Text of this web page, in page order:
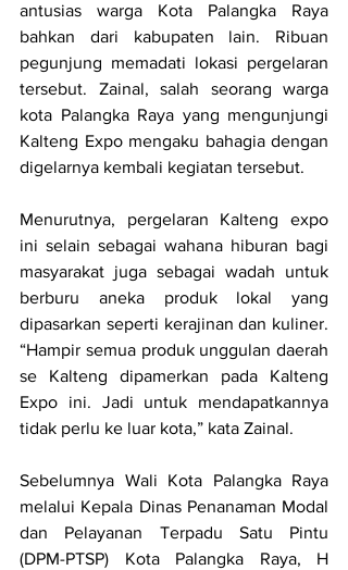
antusias warga Kota Palangka Raya
bahkan dari kabupaten lain. Ribuan
pegunjung memadati lokasi pergelaran
tersebut. Zainal, salah seorang warga
kota Palangka Raya yang mengunjungi
Kalteng Expo mengaku bahagia dengan
digelarnya kembali kegiatan tersebut.
Menurutnya, pergelaran Kalteng expo
ini selain sebagai wahana hiburan bagi
masyarakat juga sebagai wadah untuk
berburu aneka produk lokal yang
dipasarkan seperti kerajinan dan kuliner.
“Hampir semua produk unggulan daerah
se Kalteng dipamerkan pada Kalteng
Expo ini. Jadi untuk mendapatkannya
tidak perlu ke luar kota,” kata Zainal.
Sebelumnya Wali Kota Palangka Raya
melalui Kepala Dinas Penanaman Modal
dan Pelayanan Terpadu Satu Pintu
(DPM-PTSP) Kota Palangka Raya, H